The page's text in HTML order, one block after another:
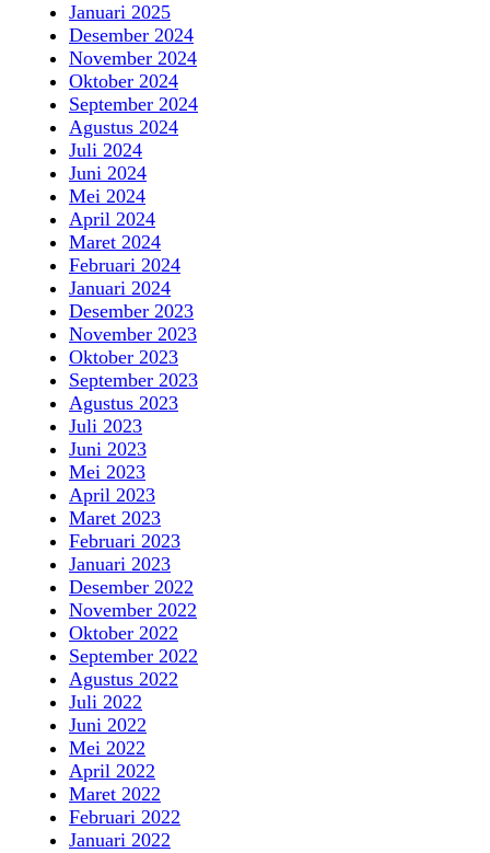
Januari 2025
Desember 2024
November 2024
Oktober 2024
September 2024
Agustus 2024
Juli 2024
Juni 2024
Mei 2024
April 2024
Maret 2024
Februari 2024
Januari 2024
Desember 2023
November 2023
Oktober 2023
September 2023
Agustus 2023
Juli 2023
Juni 2023
Mei 2023
April 2023
Maret 2023
Februari 2023
Januari 2023
Desember 2022
November 2022
Oktober 2022
September 2022
Agustus 2022
Juli 2022
Juni 2022
Mei 2022
April 2022
Maret 2022
Februari 2022
Januari 2022